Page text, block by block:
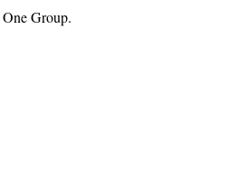
Group.